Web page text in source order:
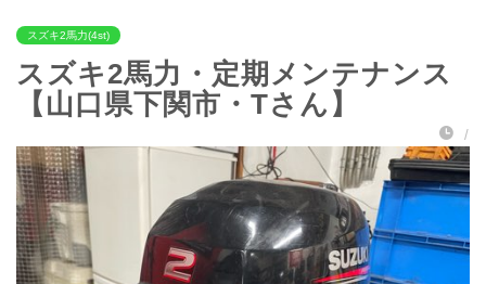
スズキ2馬力(4st)
スズキ2馬力・定期メンテナンス
【山口県下関市・Tさん】
/